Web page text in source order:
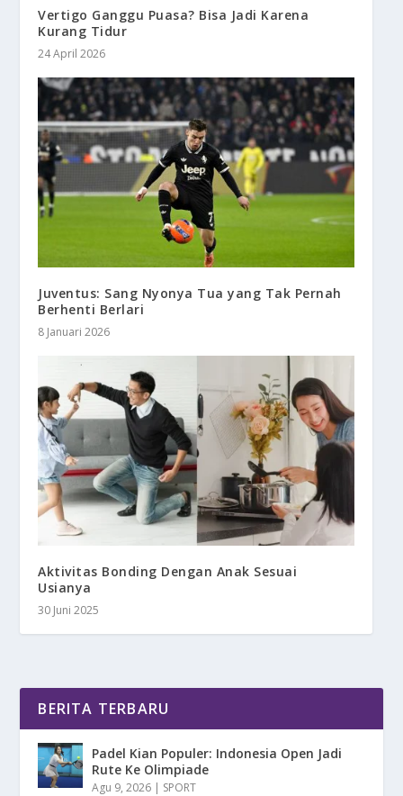
Vertigo Ganggu Puasa? Bisa Jadi Karena
Kurang Tidur
24 April 2026
Juventus: Sang Nyonya Tua yang Tak Pernah
Berhenti Berlari
8 Januari 2026
Aktivitas Bonding Dengan Anak Sesuai
Usianya
30 Juni 2025
BERITA TERBARU
Padel Kian Populer: Indonesia Open Jadi
Rute Ke Olimpiade
Agu 9, 2026 | SPORT